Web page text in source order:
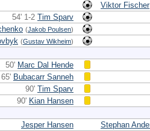
Viktor Fischer
54' 1-2 Tim Sparv
(Jakob Poulsen)
(Gustav Wikheim)
50' Marc Dal Hende
65' Bubacarr Sanneh
90' Tim Sparv
90' Kian Hansen
Jesper Hansen
Stephan